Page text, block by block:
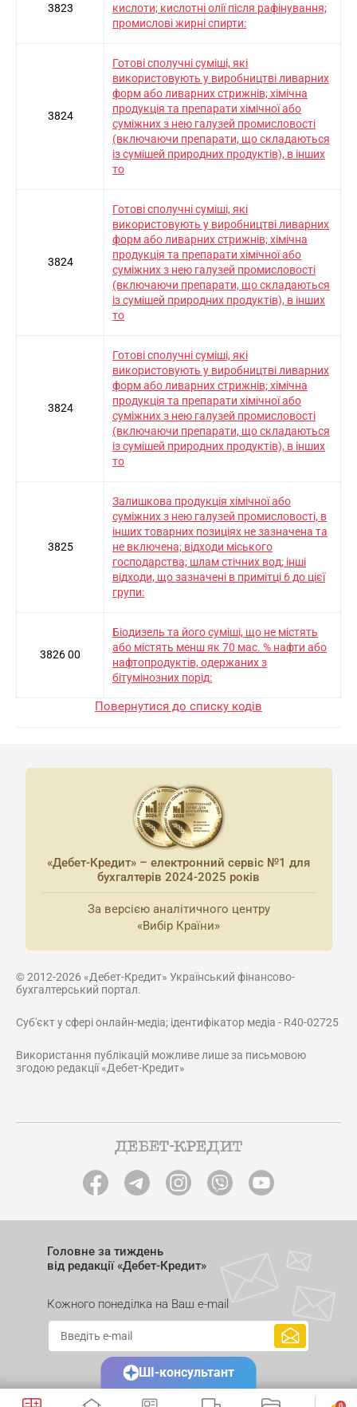
3823
кислоти; кислотні олії після рафінування;
промислові жирні спирти:
3824
Готові сполучні суміші, які
використовують у виробництві ливарних
форм або ливарних стрижнів; хімічна
продукція та препарати хімічної або
суміжних з нею галузей промисловості
(включаючи препарати, що складаються
із сумішей природних продуктів), в інших
то
3824
Готові сполучні суміші, які
використовують у виробництві ливарних
форм або ливарних стрижнів; хімічна
продукція та препарати хімічної або
суміжних з нею галузей промисловості
(включаючи препарати, що складаються
із сумішей природних продуктів), в інших
то
3824
Готові сполучні суміші, які
використовують у виробництві ливарних
форм або ливарних стрижнів; хімічна
продукція та препарати хімічної або
суміжних з нею галузей промисловості
(включаючи препарати, що складаються
із сумішей природних продуктів), в інших
то
3825
Залишкова продукція хімічної або
суміжних з нею галузей промисловості, в
інших товарних позиціях не зазначена та
не включена; відходи міського
господарства; шлам стічних вод; інші
відходи, що зазначені в примітці 6 до цієї
групи:
3826 00
Біодизель та його суміші, що не містять
або містять менш як 70 мас. % нафти або
нафтопродуктів, одержаних з
бітумінозних порід:
Повернутися до списку кодів
«Дебет-Кредит» – електронний сервіс №1 для
бухгалтерів 2024-2025 років
За версією аналітичного центру
«Вибір Країни»
© 2012-2026 «Дебет-Кредит» Український фінансово-
бухгалтерський портал.
Суб'єкт у сфері онлайн-медіа; ідентифікатор медіа - R40-02725
Використання публікацій можливе лише за письмовою
згодою редакції «Дебет-Кредит»
Головне за тиждень
від редакції «Дебет-Кредит»
Кожного понеділка на Ваш e-mail
ШІ-консультант